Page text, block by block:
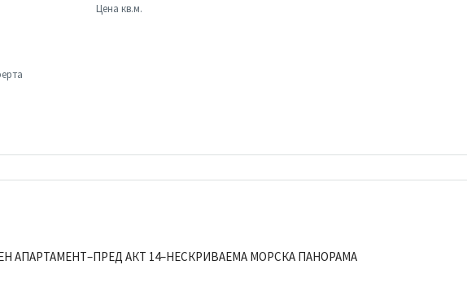
Цена кв.м.
АПАРТАМЕНТ–ПРЕД АКТ 14–НЕСКРИВАЕМА МОРСКА ПАНОРАМА